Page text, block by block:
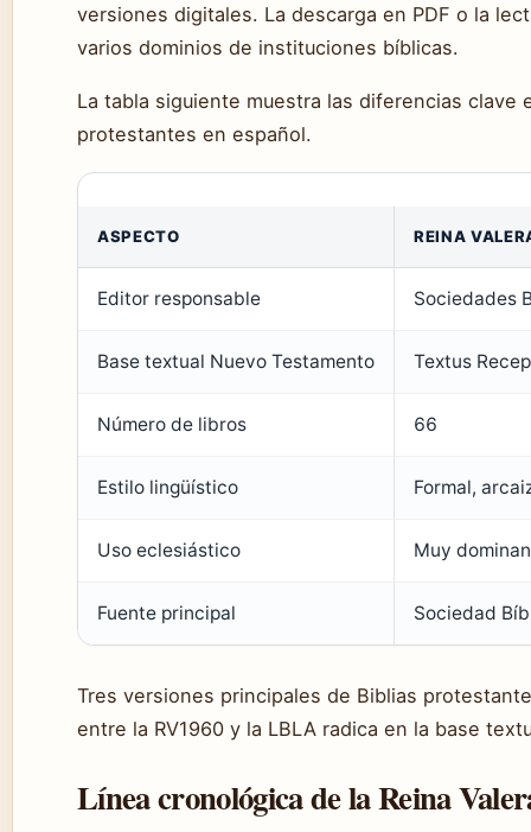
versiones digitales. La descarga en PDF o la
varios dominios de instituciones bíblicas.
La tabla siguiente muestra las diferencias clave
protestantes en español.
ASPECTO REINA
Editor responsable Sociedades
Base textual Nuevo Testamento Textus
Número de libros 66
Estilo lingüístico Formal,
Uso eclesiástico Muy
Fuente principal Sociedad
Tres versiones principales de Biblias
entre la RV1960 y la LBLA radica en la base
Línea cronológica de la Reina